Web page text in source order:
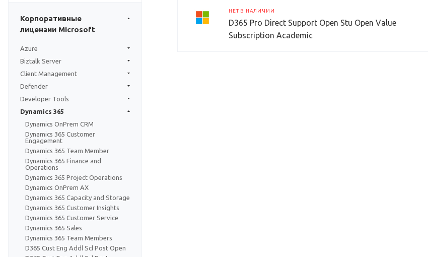
Корпоративные
лицензии Microsoft
Azure
Biztalk Server
Client Management
Defender
Developer Tools
Dynamics 365
Dynamics OnPrem CRM
Dynamics 365 Customer
Engagement
Dynamics 365 Team Member
Dynamics 365 Finance and
Operations
Dynamics 365 Project Operations
Dynamics OnPrem AX
Dynamics 365 Capacity and Storage
Dynamics 365 Customer Insights
Dynamics 365 Customer Service
Dynamics 365 Sales
Dynamics 365 Team Members
D365 Cust Eng Addl Scl Post Open
НЕТ В НАЛИЧИИ
D365 Pro Direct Support Open Stu Open Value
Subscription Academic